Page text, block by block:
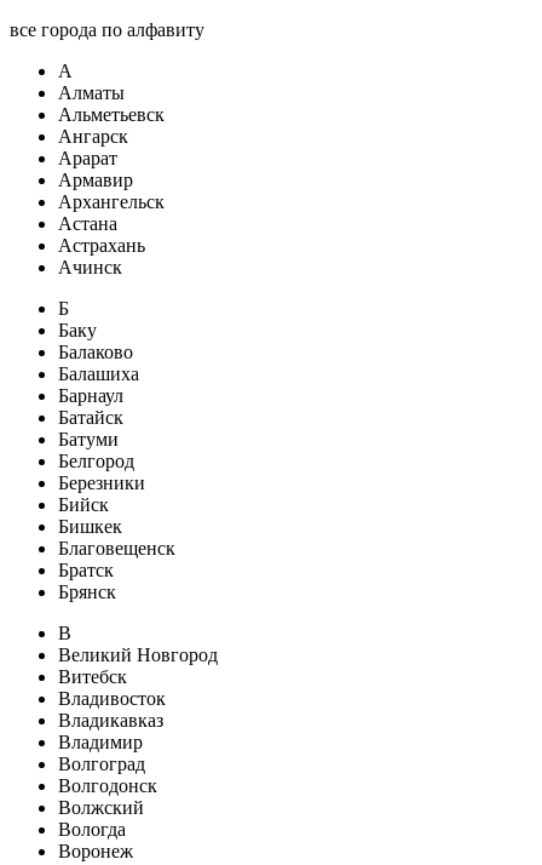
все города по алфавиту
А
Алматы
Альметьевск
Ангарск
Арарат
Армавир
Архангельск
Астана
Астрахань
Ачинск
Б
Баку
Балаково
Балашиха
Барнаул
Батайск
Батуми
Белгород
Березники
Бийск
Бишкек
Благовещенск
Братск
Брянск
В
Великий Новгород
Витебск
Владивосток
Владикавказ
Владимир
Волгоград
Волгодонск
Волжский
Вологда
Воронеж